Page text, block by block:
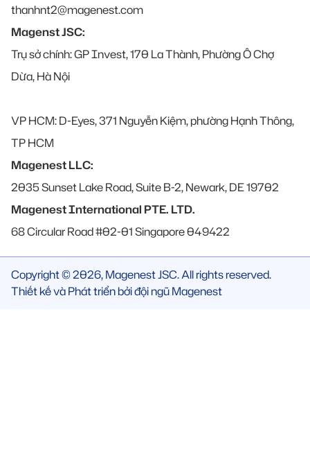
thanhnt2@magenest.com
Magenst JSC:
Trụ sở chính: GP Invest, 170 La Thành, Phường Ô Chợ
Dừa, Hà Nội
VP HCM: D-Eyes, 371 Nguyễn Kiệm, phường Hạnh Thông,
TP HCM
Magenest LLC:
2035 Sunset Lake Road, Suite B-2, Newark, DE 19702
Magenest International PTE. LTD.
68 Circular Road #02-01 Singapore 049422
Copyright © 2026, Magenest JSC. All rights reserved.
Thiết kế và Phát triển bởi đội ngũ Magenest